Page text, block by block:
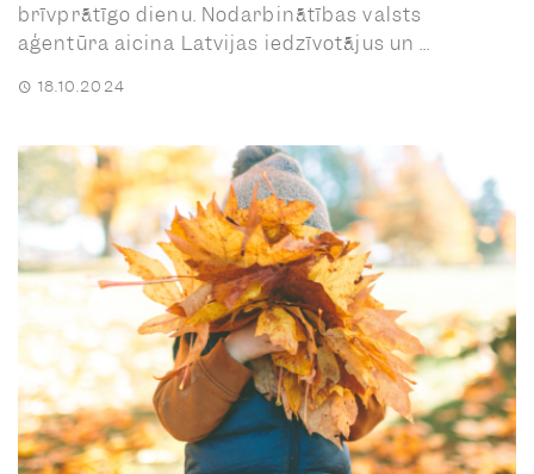
brīvprātīgo dienu. Nodarbinātības valsts
aģentūra aicina Latvijas iedzīvotājus un ...
18.10.2024